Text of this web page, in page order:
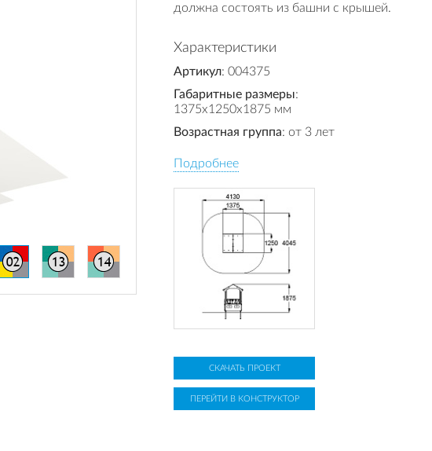
должна состоять из башни с крышей.
Характеристики
Артикул: 004375
Габаритные размеры:
1375x1250x1875 мм
Возрастная группа: от 3 лет
Подробнее
СКАЧАТЬ ПРОЕКТ
ПЕРЕЙТИ В КОНСТРУКТОР